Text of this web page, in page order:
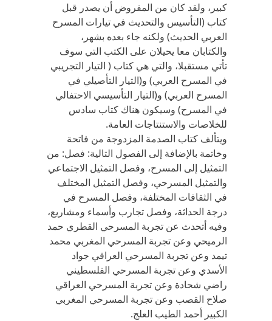
كبير، ولقد كان من المفروض أن يصدر قبل
كتاب (التأسيس والتحديث في تيارات المسرح
العربي الحديث) ولكنه جاء بعده بشهر،
والكتابان معا يحيلان على الكتب التي سوف
تأتي مستقبلا، والتي هي كتاب ( التيار التجريبي
في المسرح العربي) و(التيار التأصيلي في
المسرح العربي) و(التيار التأسيسي الاحتفالي
في المسرح) وسيكون هناك كتاب سادس
للخلاصات والاستنتاجات العامة.
ويتألف كتاب الصدمة المزدوجة من فاتحة
وخاتمة بالإضافة إلى الفصول التالية: فصل: من
التمثيل إلى المسرح، وفصل التمثيل الاجتماعي
والتمثيل المسرحي، وفصل التمثيل المختلف
في الثقافات المختلفة، وفصل المسرح في
درجة الحداثة، وفصل تجارب وأسماء ومشاريع،
وفيه أتحدث عن تجربة المسرحي القطري حمد
الرميحي وعن تجربة المسرحي المغربي محمد
تيمد وعن تجربة المسرحي العراقي جواد
الأسدي وعن تجربة المسرحي الفلسطيني
راضي شحادة وعن تجربة المسرحي العراقي
صلاح القصب وعن تجربة المسرحي المغربي
الكبير أحمد الطيب العلج.